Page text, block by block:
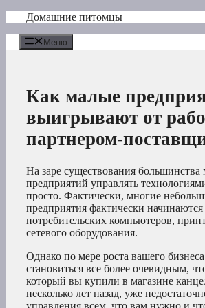
Перейти
содержимому
Домашние питомцы
Меню
Как малые
выигрывают от
партнером-
На заре существования большинства
предприятий управлять
просто. Фактически, многие
предприятия фактически начинаются
потребительских компьютеров,
сетевого оборудования.
Однако по мере роста вашего бизнеса
становиться все более очевидным,
который вы купили в магазине
несколько лет назад, уже